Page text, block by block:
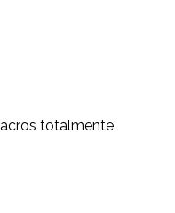
totalmente